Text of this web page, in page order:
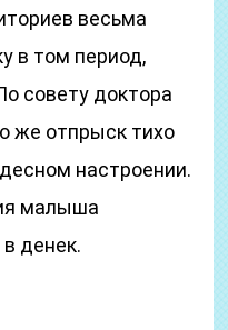
весьма
в том период,
совету доктора
же отпрыск тихо
настроении.
малыша
денек.